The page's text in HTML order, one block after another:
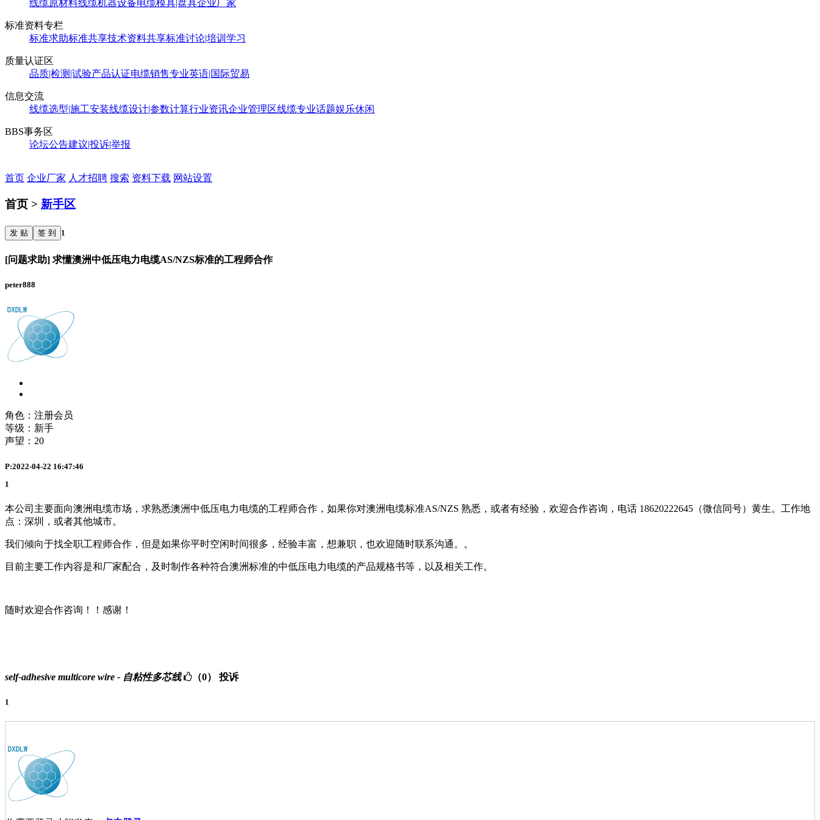
线缆原材料线缆机器设备电缆模具|盘具企业厂家
标准资料专栏
标准求助标准共享技术资料共享标准讨论|培训学习
质量认证区
品质|检测|试验产品认证电缆销售专业英语|国际贸易
信息交流
线缆选型|施工安装线缆设计|参数计算行业资讯企业管理区线缆专业话题娱乐休闲
BBS事务区
论坛公告建议|投诉|举报
首页 企业厂家 人才招聘 搜索 资料下载 网站设置
首页 > 新手区
发 贴 签 到 1
[问题求助] 求懂澳洲中低压电力电缆AS/NZS标准的工程师合作
peter888
角色：注册会员
等级：新手
声望： 20
P:2022-04-22 16:47:46
1
本公司主要面向澳洲电缆市场，求熟悉澳洲中低压电力电缆的工程师合作，如果你对澳洲电缆标准AS/NZS 熟悉，或者有经验，欢迎合作咨询，电话 18620222645（微信同号）黄生。工作地
点：深圳，或者其他城市。
我们倾向于找全职工程师合作，但是如果你平时空闲时间很多，经验丰富，想兼职，也欢迎随时联系沟通。。
目前主要工作内容是和厂家配合，及时制作各种符合澳洲标准的中低压电力电缆的产品规格书等，以及相关工作。
随时欢迎合作咨询！！感谢！
self-adhesive multicore wire - 自粘性多芯线 （0） 投诉
1